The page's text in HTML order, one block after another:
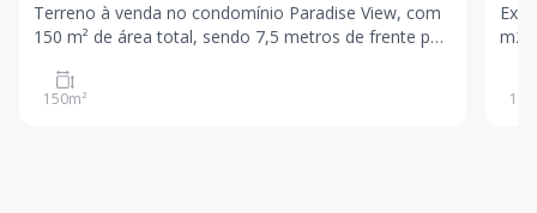
Terreno à venda no condomínio Paradise View, com
150 m² de área total, sendo 7,5 metros de frente por
muito bem localizado dentro do condomínio, ideal
para projetos modernos e com excelente
150m²
m2 - 8x22m Construa a casa dos seus sonhos em
176